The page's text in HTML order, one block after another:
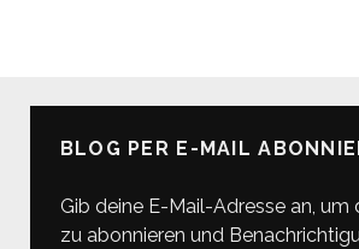
BLOG PER E-MAIL
Gib deine E-Mail-Adresse an, um
zu abonnieren und